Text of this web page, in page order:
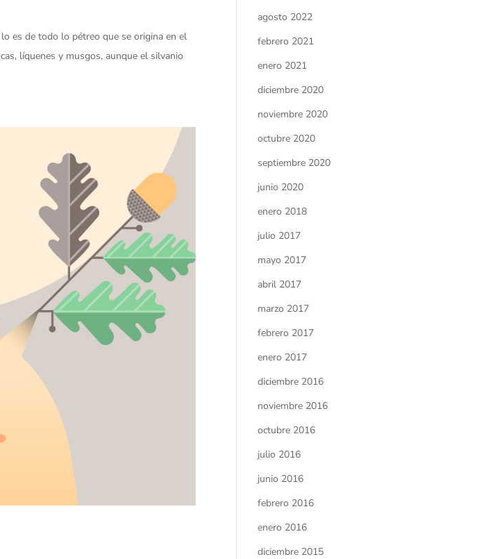
es de todo lo pétreo que se origina en el
líquenes y musgos, aunque el silvanio
agosto 2022
febrero 2021
enero 2021
diciembre 2020
noviembre 2020
octubre 2020
septiembre 2020
junio 2020
enero 2018
julio 2017
mayo 2017
abril 2017
marzo 2017
febrero 2017
enero 2017
diciembre 2016
noviembre 2016
octubre 2016
julio 2016
junio 2016
febrero 2016
enero 2016
diciembre 2015